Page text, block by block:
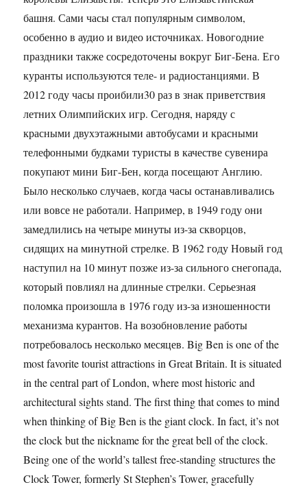
башня. Сами часы стал популярным символом,
особенно в аудио и видео источниках. Новогодние
праздники также сосредоточены вокруг Биг-Бена. Его
куранты используются теле- и радиостанциями. В
2012 году часы проибили30 раз в знак приветствия
летних Олимпийских игр. Сегодня, наряду с
красными двухэтажными автобусами и красными
телефонными будками туристы в качестве сувенира
покупают мини Биг-Бен, когда посещают Англию.
Было несколько случаев, когда часы останавливались
или вовсе не работали. Например, в 1949 году они
замедлились на четыре минуты из-за скворцов,
сидящих на минутной стрелке. В 1962 году Новый год
наступил на 10 минут позже из-за сильного снегопада,
который повлиял на длинные стрелки. Серьезная
поломка произошла в 1976 году из-за изношенности
механизма курантов. На возобновление работы
потребовалось несколько месяцев. Big Ben is one of the
most favorite tourist attractions in Great Britain. It is situated
in the central part of London, where most historic and
architectural sights stand. The first thing that comes to mind
when thinking of Big Ben is the giant clock. In fact, it’s not
the clock but the nickname for the great bell of the clock.
Being one of the world’s tallest free-standing structures the
Clock Tower, formerly St Stephen’s Tower, gracefully